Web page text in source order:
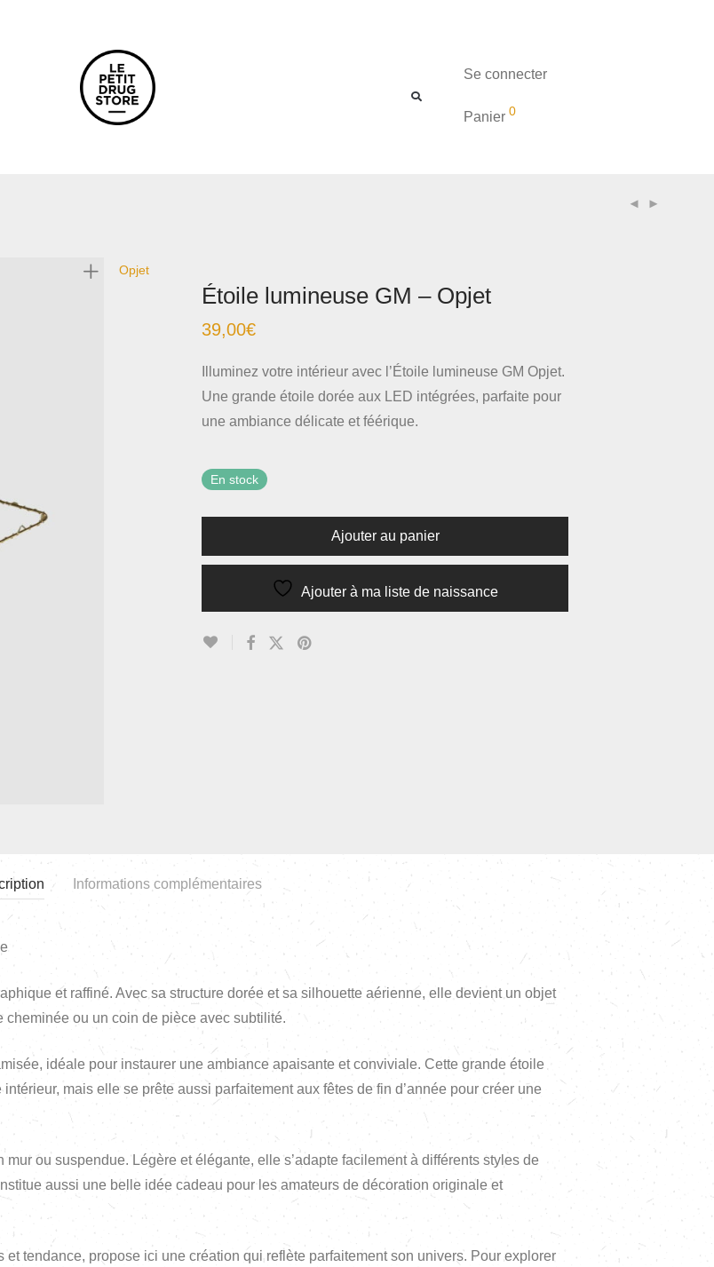
Se connecter
Panier 0
Opjet
Étoile lumineuse GM – Opjet
39,00€
Illuminez votre intérieur avec l’Étoile lumineuse GM Opjet.
Une grande étoile dorée aux LED intégrées, parfaite pour
une ambiance délicate et féérique.
En stock
Ajouter au panier
Ajouter à ma liste de naissance
Informations complémentaires
et raffiné. Avec sa structure dorée et sa silhouette aérienne, elle devient un objet
cheminée ou un coin de pièce avec subtilité.
idéale pour instaurer une ambiance apaisante et conviviale. Cette grande étoile
mais elle se prête aussi parfaitement aux fêtes de fin d’année pour créer une
ou suspendue. Légère et élégante, elle s’adapte facilement à différents styles de
aussi une belle idée cadeau pour les amateurs de décoration originale et
tendance, propose ici une création qui reflète parfaitement son univers. Pour explorer